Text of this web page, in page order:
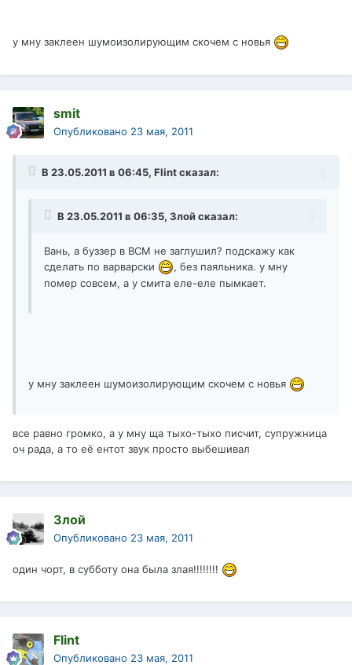
у мну заклеен шумоизолирующим скочем с новья
smit
Опубликовано 23 мая, 2011
В 23.05.2011 в 06:45, Flint сказал:
В 23.05.2011 в 06:35, Злой сказал:
Вань, а буззер в ВСМ не заглушил? подскажу как
сделать по варварски
, без паяльника. у мну
помер совсем, а у смита еле-еле пымкает.
у мну заклеен шумоизолирующим скочем с новья
все равно громко, а у мну ща тыхо-тыхо писчит, супружница
оч рада, а то её ентот звук просто выбешивал
Злой
Опубликовано 23 мая, 2011
один чорт, в субботу она была злая!!!!!!!!
Flint
Опубликовано 23 мая, 2011